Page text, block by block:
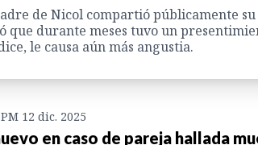
de Nicol compartió públicamente
que durante meses tuvo un
le causa aún más angustia.
12 dic. 2025
en caso de pareja hallada